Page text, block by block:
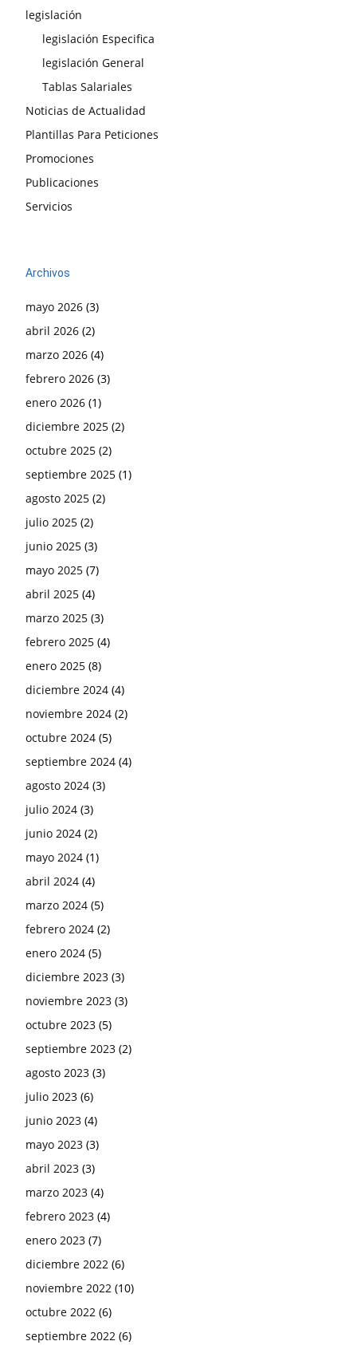
legislación
legislación Especifica
legislación General
Tablas Salariales
Noticias de Actualidad
Plantillas Para Peticiones
Promociones
Publicaciones
Servicios
Archivos
mayo 2026 (3)
abril 2026 (2)
marzo 2026 (4)
febrero 2026 (3)
enero 2026 (1)
diciembre 2025 (2)
octubre 2025 (2)
septiembre 2025 (1)
agosto 2025 (2)
julio 2025 (2)
junio 2025 (3)
mayo 2025 (7)
abril 2025 (4)
marzo 2025 (3)
febrero 2025 (4)
enero 2025 (8)
diciembre 2024 (4)
noviembre 2024 (2)
octubre 2024 (5)
septiembre 2024 (4)
agosto 2024 (3)
julio 2024 (3)
junio 2024 (2)
mayo 2024 (1)
abril 2024 (4)
marzo 2024 (5)
febrero 2024 (2)
enero 2024 (5)
diciembre 2023 (3)
noviembre 2023 (3)
octubre 2023 (5)
septiembre 2023 (2)
agosto 2023 (3)
julio 2023 (6)
junio 2023 (4)
mayo 2023 (3)
abril 2023 (3)
marzo 2023 (4)
febrero 2023 (4)
enero 2023 (7)
diciembre 2022 (6)
noviembre 2022 (10)
octubre 2022 (6)
septiembre 2022 (6)